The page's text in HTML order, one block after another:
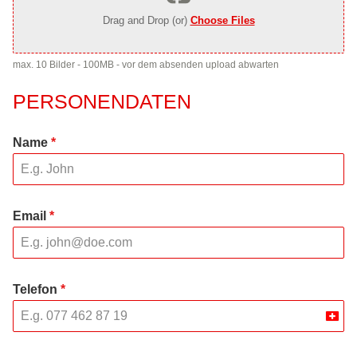
Drag and Drop (or) Choose Files
max. 10 Bilder - 100MB - vor dem absenden upload abwarten
PERSONENDATEN
Name *
Email *
Telefon *